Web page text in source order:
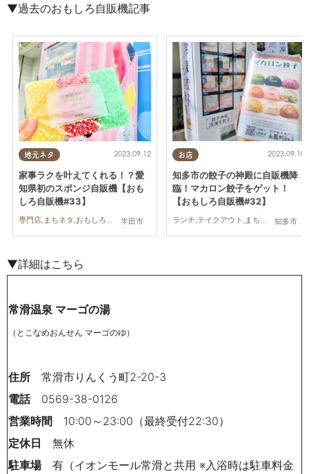
▼過去のおもしろ自販機記事
地元ネタ
半田市
2023.09.12
家事ラクを叶えてくれる！？愛
知県初のスポンジ自販機【おも
しろ自販機#33】
専門店,まちネタ,おもしろ自販機
お店
知多市
2023.09.10
知多市の餃子の神殿に自販機降
臨！マカロン餃子をゲット！
【おもしろ自販機#32】
ランチ,テイクアウト,まちネタ,おもしろ自販機
▼詳細はこちら
常滑温泉 マーゴの湯
（とこなめおんせん マーゴのゆ）
住所 常滑市りんくう町2-20-3
電話0569-38-0126
営業時間 10:00～23:00（最終受付22:30）
定休日 無休
駐車場有（イオンモール常滑と共用 ※入浴時は駐車料金